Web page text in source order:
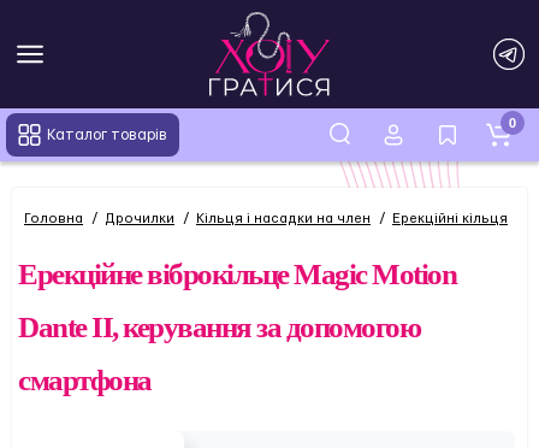
Каталог товарів
0
Головна Дрочилки Кільця і насадки на член Ерекційні кільця
Ерекційне віброкільце Magic Motion
Dante II, керування за допомогою
смартфона